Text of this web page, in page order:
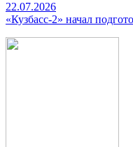
22.07.2026
«Кузбасс-2» начал